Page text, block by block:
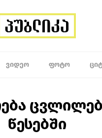
ᲕᲘᲓᲔᲝ ᲤᲝᲢᲝ
წესებში